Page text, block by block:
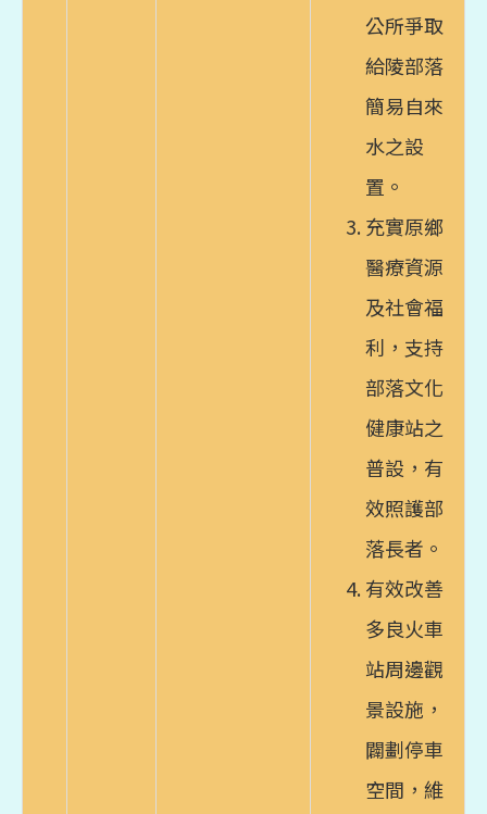
公所爭取
給陵部落
簡易自來
水之設
置。
充實原鄉
醫療資源
及社會福
利，支持
部落文化
健康站之
普設，有
效照護部
落長者。
有效改善
多良火車
站周邊觀
景設施，
闢劃停車
空間，維